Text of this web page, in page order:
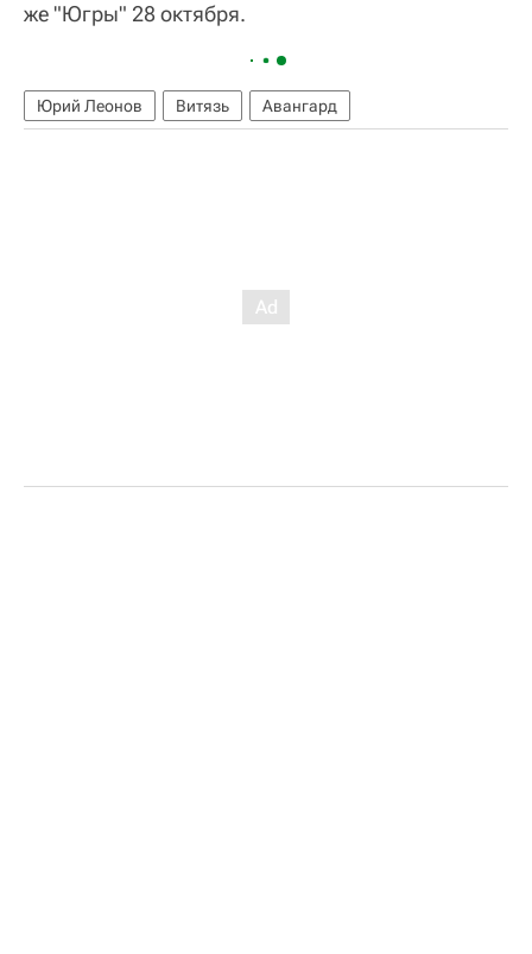
же "Югры" 28 октября.
Юрий Леонов Витязь Авангард